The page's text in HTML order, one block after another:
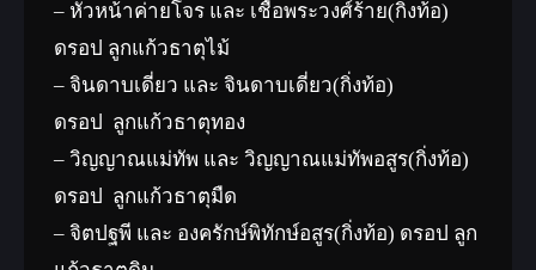
– หัวหน้าค่ายโจร และ เชื้อพระวงศ์ร้าย(กิ่งท้อ)
ดรอป ลูกแก้วธาตุไม้
– จินดาบเดี่ยว และ จินดาบเดี่ยว(กิ่งท้อ)
ดรอป ลูกแก้วธาตุทอง
– วิญญาณแม่ทัพ และ วิญญาณแม่ทัพอสูร(กิ่งท้อ)
ดรอป ลูกแก้วธาตุมืด
– จิตปฐพี และ องครักษ์พิทักษ์อสูร(กิ่งท้อ) ดรอป ลูก